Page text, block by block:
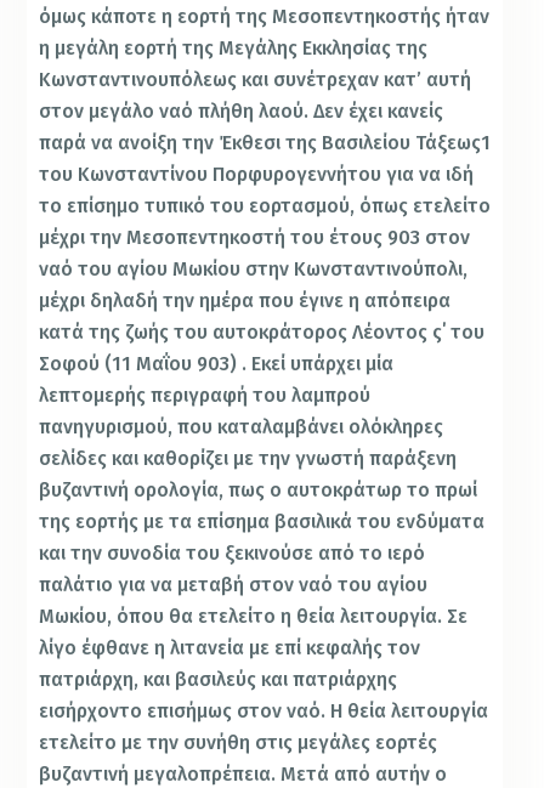
όμως κάποτε η εορτή της Μεσοπεντηκοστής ήταν
η μεγάλη εορτή της Μεγάλης Εκκλησίας της
Κωνσταντινουπόλεως και συνέτρεχαν κατ’ αυτή
στον μεγάλο ναό πλήθη λαού. Δεν έχει κανείς
παρά να ανοίξη την Έκθεσι της Βασιλείου Τάξεως1
του Κωνσταντίνου Πορφυρογεννήτου για να ιδή
το επίσημο τυπικό του εορτασμού, όπως ετελείτο
μέχρι την Μεσοπεντηκοστή του έτους 903 στον
ναό του αγίου Μωκίου στην Κωνσταντινούπολι,
μέχρι δηλαδή την ημέρα που έγινε η απόπειρα
κατά της ζωής του αυτοκράτορος Λέοντος ς΄ του
Σοφού (11 Μαΐου 903) . Εκεί υπάρχει μία
λεπτομερής περιγραφή του λαμπρού
πανηγυρισμού, που καταλαμβάνει ολόκληρες
σελίδες και καθορίζει με την γνωστή παράξενη
βυζαντινή ορολογία, πως ο αυτοκράτωρ το πρωί
της εορτής με τα επίσημα βασιλικά του ενδύματα
και την συνοδία του ξεκινούσε από το ιερό
παλάτιο για να μεταβή στον ναό του αγίου
Μωκίου, όπου θα ετελείτο η θεία λειτουργία. Σε
λίγο έφθανε η λιτανεία με επί κεφαλής τον
πατριάρχη, και βασιλεύς και πατριάρχης
εισήρχοντο επισήμως στον ναό. Η θεία λειτουργία
ετελείτο με την συνήθη στις μεγάλες εορτές
βυζαντινή μεγαλοπρέπεια. Μετά από αυτήν ο